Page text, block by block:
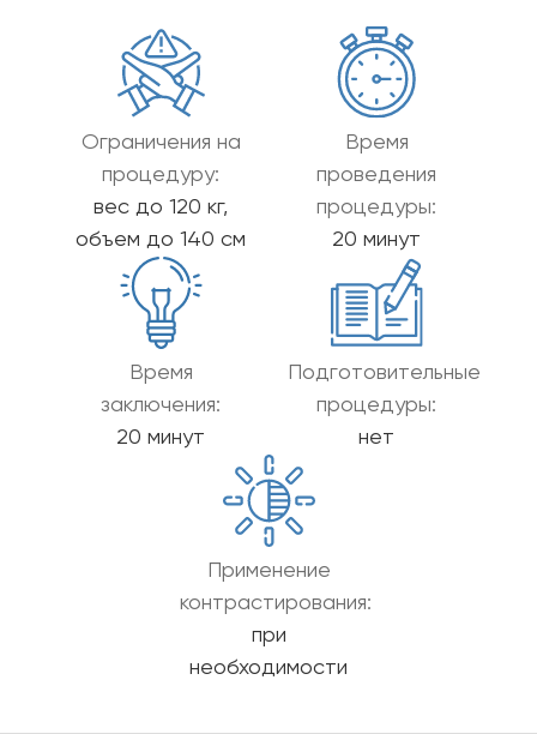
Ограничения на
процедуру:
вес до 120 кг,
объем до 140 см
Время
проведения
процедуры:
20 минут
Время
заключения:
20 минут
Подготовительные
процедуры:
нет
Применение
контрастирования:
при
необходимости